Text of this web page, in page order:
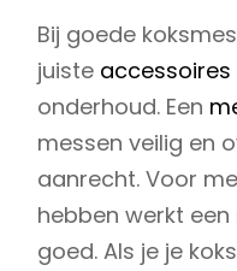
Bij goede
juiste accessoires
onderhoud. Een
messen veilig en
aanrecht. Voor
hebben werkt
goed. Als je je